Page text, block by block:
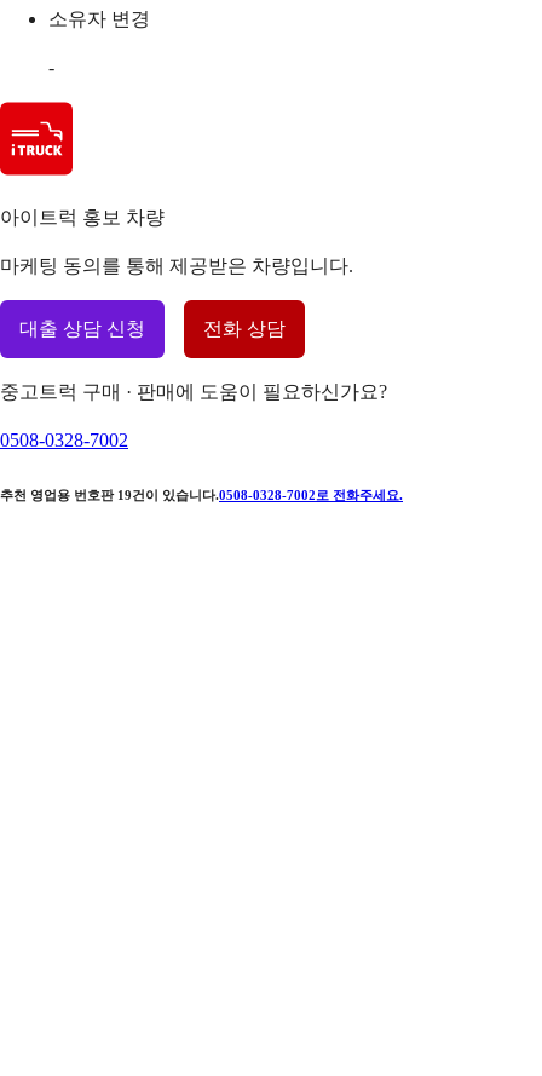
소유자 변경
-
아이트럭 홍보 차량
마케팅 동의를 통해 제공받은 차량입니다.
대출 상담 신청 전화 상담
중고트럭 구매 · 판매에 도움이 필요하신가요?
0508-0328-7002
추천 영업용 번호판 19건이 있습니다.0508-0328-7002 로 전화주세요.